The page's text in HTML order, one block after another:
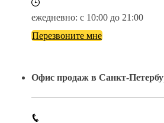
ежедневно: с 10:00 до 21:00
Перезвоните мне
Офис продаж в Санкт-